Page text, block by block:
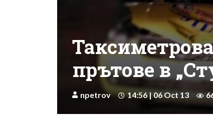
прътове в
npetrov 14:56 | 06 Oct 13